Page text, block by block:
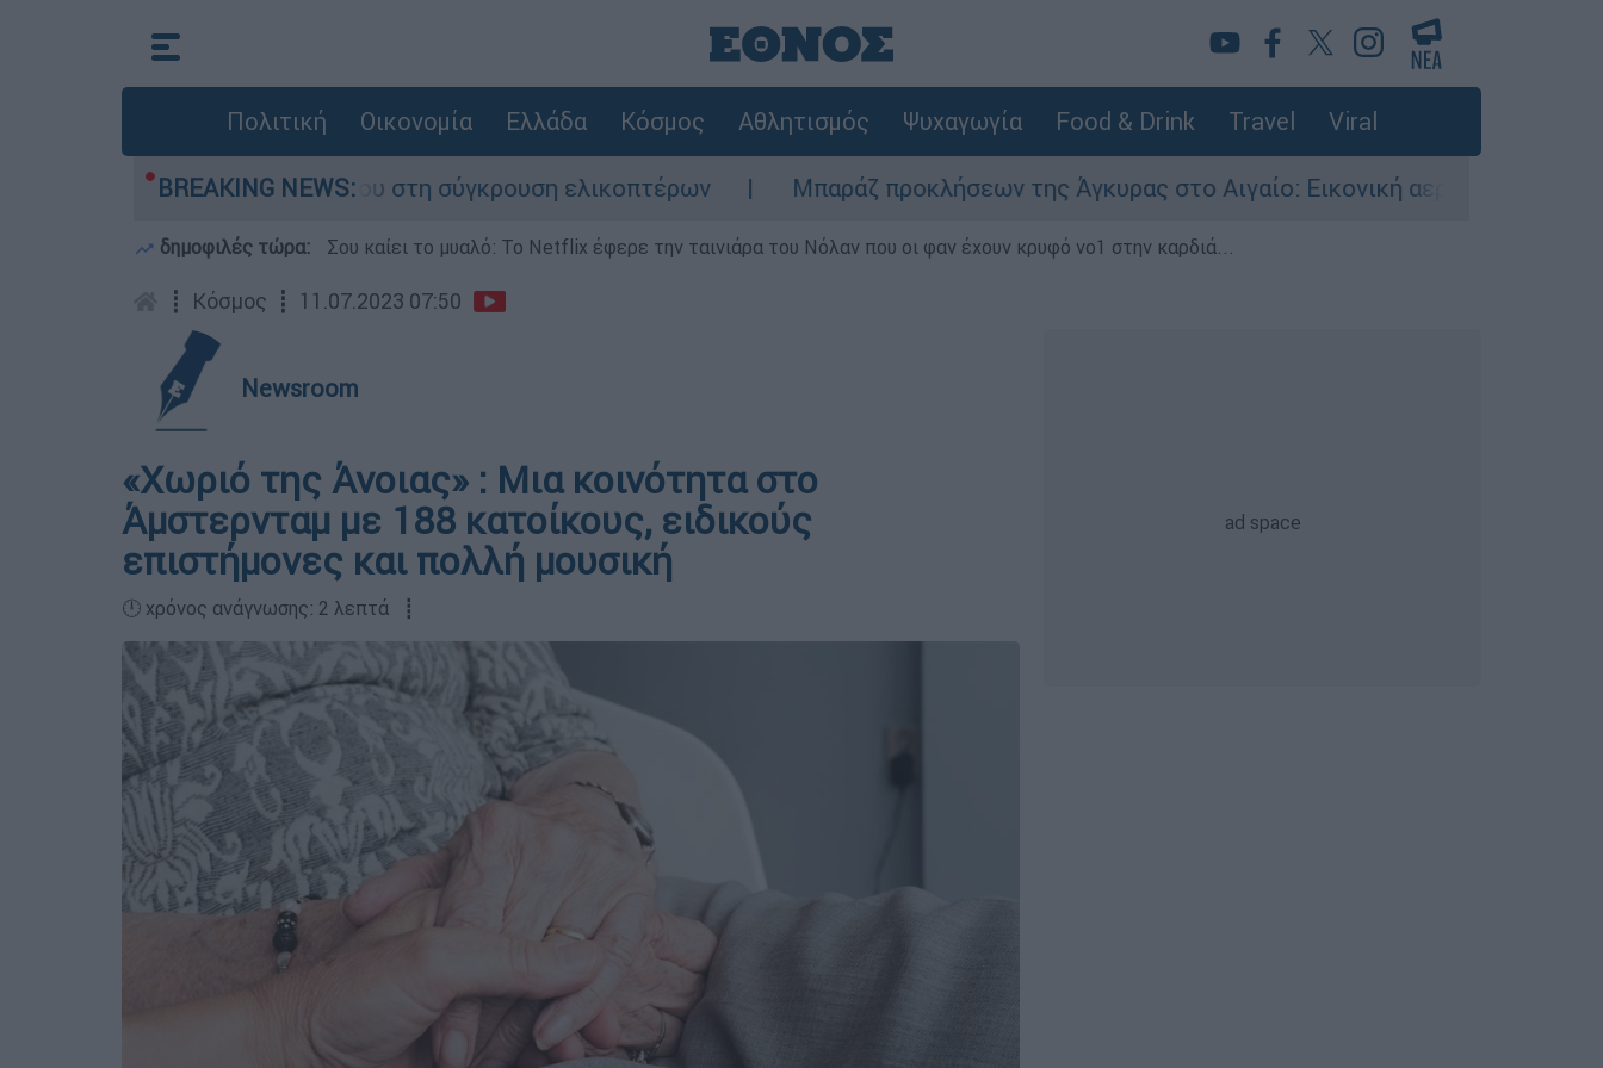
Πολιτική Οικονομία Ελλάδα Κόσμος Αθλητισμός Ψυχαγωγία Food & Drink Travel Viral
BREAKING NEWS:
που έχασε τη ζωή του στη σύγκρουση ελικοπτέρων Μπαράζ προκλήσεων της Άγκυρας στο Αιγαίο: Εικονική αερομαχία ανάμεσα σε
δημοφιλές τώρα: Σου καίει το μυαλό: Το Netflix έφερε την ταινιάρα του Νόλαν που οι φαν έχουν κρυφό νο1 στην καρδιά...
┋ Κόσμος ┋ 11.07.2023 07:50
Newsroom
«Χωριό της Άνοιας» : Μια κοινότητα στο
Άμστερνταμ με 188 κατοίκους, ειδικούς
επιστήμονες και πολλή μουσική
🕛 χρόνος ανάγνωσης: 2 λεπτά ┋